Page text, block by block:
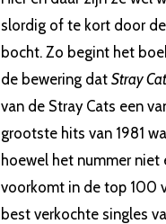
slordig of te kort door de
bocht. Zo begint het
de bewering dat Stray
van de Stray Cats een
grootste hits van 1981
hoewel het nummer niet
voorkomt in de top 100
best verkochte singles